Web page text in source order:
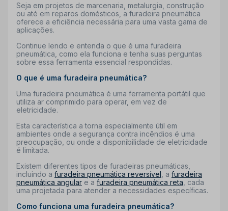
Seja em projetos de marcenaria, metalurgia, construção
ou até em reparos domésticos, a furadeira pneumática
oferece a eficiência necessária para uma vasta gama de
aplicações.
Continue lendo e entenda o que é uma furadeira
pneumática, como ela funciona e tenha suas perguntas
sobre essa ferramenta essencial respondidas.
O que é uma furadeira pneumática?
Uma furadeira pneumática é uma ferramenta portátil que
utiliza ar comprimido para operar, em vez de
eletricidade.
Esta característica a torna especialmente útil em
ambientes onde a segurança contra incêndios é uma
preocupação, ou onde a disponibilidade de eletricidade
é limitada.
Existem diferentes tipos de furadeiras pneumáticas,
incluindo a furadeira pneumática reversível , a furadeira
pneumática angular e a furadeira pneumática reta , cada
uma projetada para atender a necessidades específicas.
Como funciona uma furadeira pneumática?